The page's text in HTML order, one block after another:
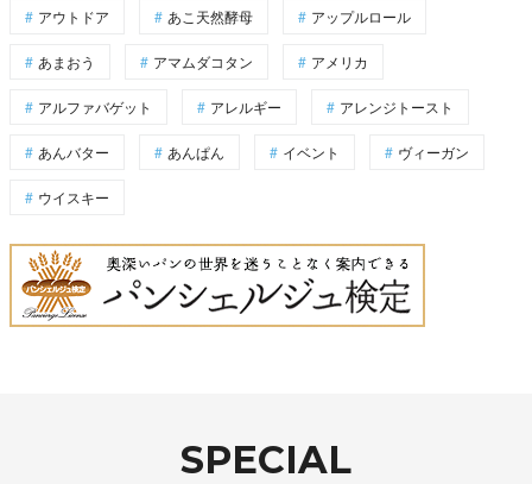
アウトドア あこ天然酵母 アップルロール
あまおう アマムダコタン アメリカ
アルファバゲット アレルギー アレンジトースト
あんバター あんぱん イベント ヴィーガン
ウイスキー
SPECIAL